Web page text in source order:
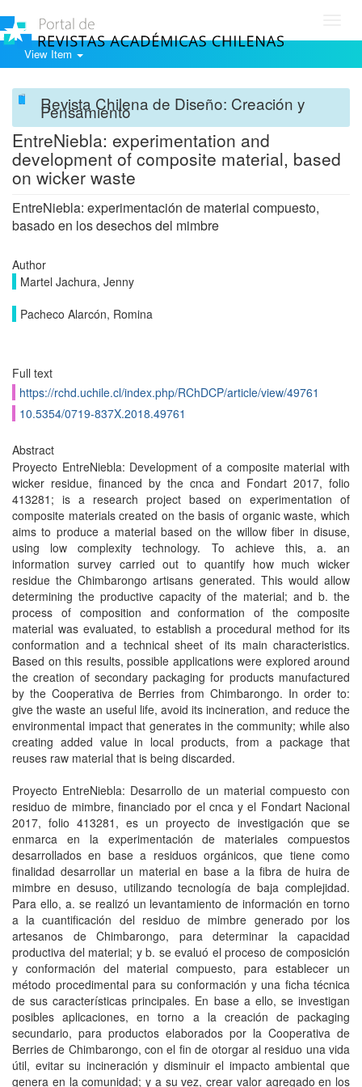
View Item
Revista Chilena de Diseño: Creación y
Pensamiento
EntreNiebla: experimentation and
development of composite material, based
on wicker waste
EntreNiebla: experimentación de material compuesto,
basado en los desechos del mimbre
Author
Martel Jachura, Jenny
Pacheco Alarcón, Romina
Full text
https://rchd.uchile.cl/index.php/RChDCP/article/view/49761
10.5354/0719-837X.2018.49761
Abstract
Proyecto EntreNiebla: Development of a composite material with
wicker residue, financed by the cnca and Fondart 2017, folio
413281; is a research project based on experimentation of
composite materials created on the basis of organic waste, which
aims to produce a material based on the willow fiber in disuse,
using low complexity technology. To achieve this, a. an
information survey carried out to quantify how much wicker
residue the Chimbarongo artisans generated. This would allow
determining the productive capacity of the material; and b. the
process of composition and conformation of the composite
material was evaluated, to establish a procedural method for its
conformation and a technical sheet of its main characteristics.
Based on this results, possible applications were explored around
the creation of secondary packaging for products manufactured
by the Cooperativa de Berries from Chimbarongo. In order to:
give the waste an useful life, avoid its incineration, and reduce the
environmental impact that generates in the community; while also
creating added value in local products, from a package that
reuses raw material that is being discarded.
Proyecto EntreNiebla: Desarrollo de un material compuesto con
residuo de mimbre, financiado por el cnca y el Fondart Nacional
2017, folio 413281, es un proyecto de investigación que se
enmarca en la experimentación de materiales compuestos
desarrollados en base a residuos orgánicos, que tiene como
finalidad desarrollar un material en base a la fibra de huira de
mimbre en desuso, utilizando tecnología de baja complejidad.
Para ello, a. se realizó un levantamiento de información en torno
a la cuantificación del residuo de mimbre generado por los
artesanos de Chimbarongo, para determinar la capacidad
productiva del material; y b. se evaluó el proceso de composición
y conformación del material compuesto, para establecer un
método procedimental para su conformación y una ficha técnica
de sus características principales. En base a ello, se investigan
posibles aplicaciones, en torno a la creación de packaging
secundario, para productos elaborados por la Cooperativa de
Berries de Chimbarongo, con el fin de otorgar al residuo una vida
útil, evitar su incineración y disminuir el impacto ambiental que
genera en la comunidad; y a su vez, crear valor agregado en los